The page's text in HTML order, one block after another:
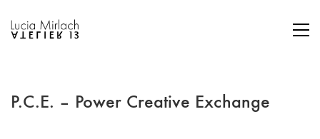
P.C.E. – Power Creative Exchange